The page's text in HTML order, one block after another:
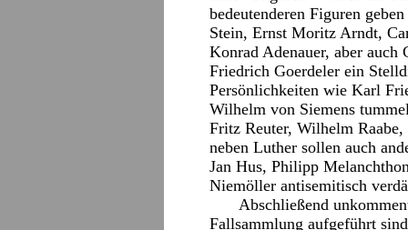
bedeutenderen Figuren
Stein, Ernst Moritz Arndt,
Konrad Adenauer, aber
Friedrich Goerdeler ein
Persönlichkeiten wie Karl
Wilhelm von Siemens
Fritz Reuter, Wilhelm
neben Luther sollen auch
Jan Hus, Philipp
Niemöller antisemitisch
Abschließend
Fallsammlung aufgeführt